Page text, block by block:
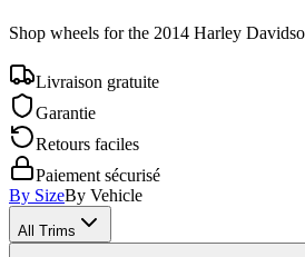
Shop wheels for the 2014 Harley
Livraison gratuite
Garantie
Retours faciles
Paiement sécurisé
By SizeBy Vehicle
All Trims